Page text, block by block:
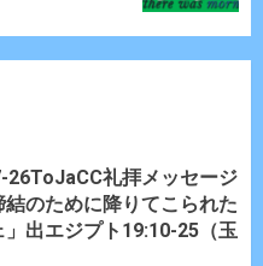
26ToJaCC礼拝メッセージ
結のために降りてこられた
」出エジプト19:10-25（玉